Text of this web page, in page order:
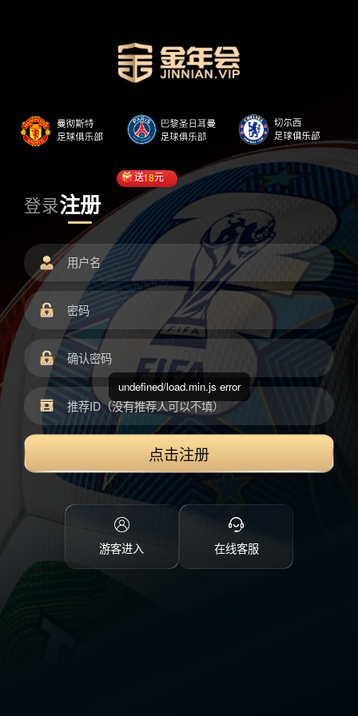
登录注册
送18元
点击注册
游客进入 在线客服
undefined/load.min.js error